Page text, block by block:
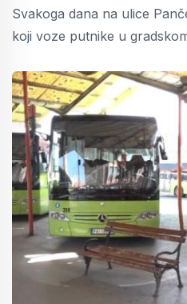
Svakoga dana na ulice
koji voze putnike u